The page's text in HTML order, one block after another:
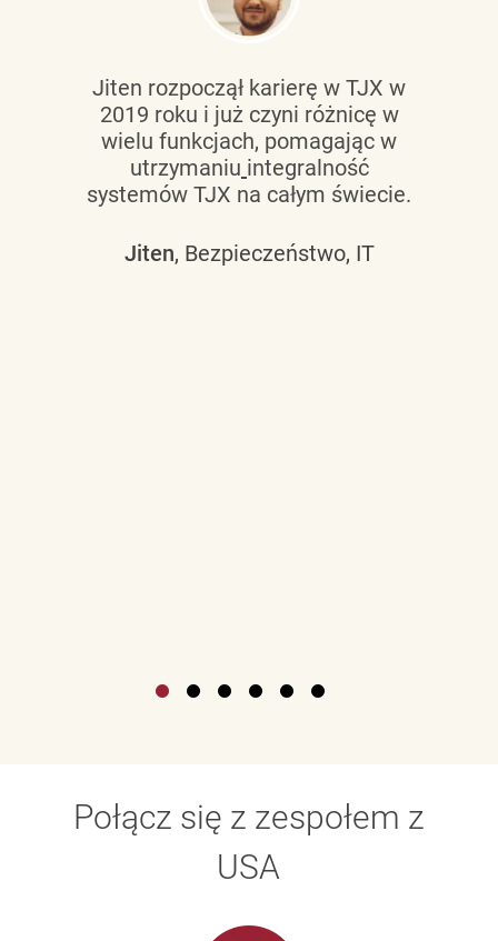
Jiten rozpoczął karierę w TJX w
2019 roku i już czyni różnicę w
wielu funkcjach, pomagając w
utrzymaniu integralność
systemów TJX na całym świecie.
Jiten, Bezpieczeństwo, IT
Połącz się z zespołem z
USA